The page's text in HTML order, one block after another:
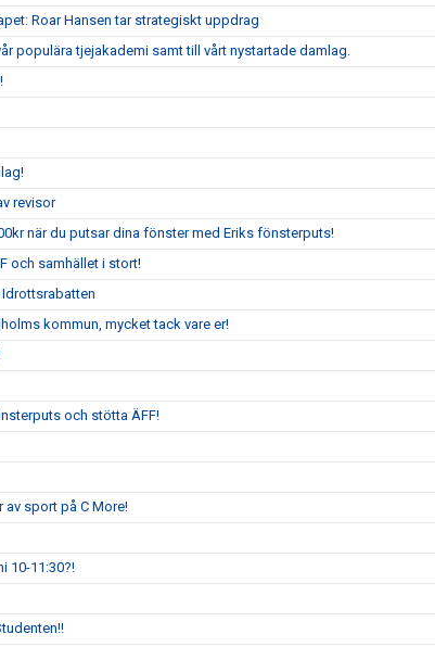
Roar Hansen tar strategiskt uppdrag
populära tjejakademi samt till vårt nystartade damlag.
revisor
när du putsar dina fönster med Eriks fönsterputs!
och samhället i stort!
kommun, mycket tack vare er!
och stötta ÄFF!
sport på C More!
10-11:30?!